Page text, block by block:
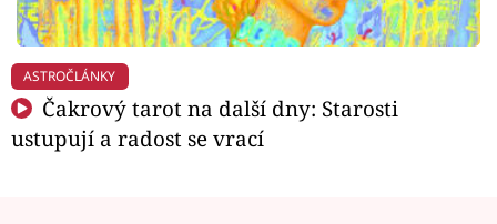
ASTROČLÁNKY
Čakrový tarot na další dny: Starosti
ustupují a radost se vrací